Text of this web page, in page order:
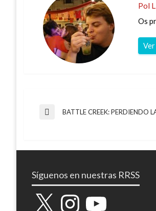
Pol
Os
Navegación
de
entradas
Entrada
BATTLE CREEK: PERDIENDO
Síguenos en nuestras RRSS
X InstagramYouTube